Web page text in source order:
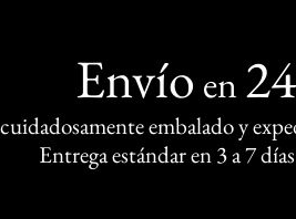
Envío en
embalado y
Entrega estándar en 3 a 7